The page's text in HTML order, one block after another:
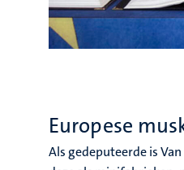
Europese
Als gedeputeerde is